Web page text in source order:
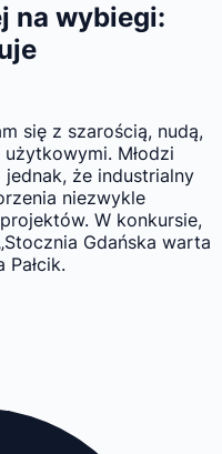
na wybiegi:
się z szarością, nudą,
Młodzi
że industrialny
niezwykle
W konkursie,
Gdańska warta
Pałcik.